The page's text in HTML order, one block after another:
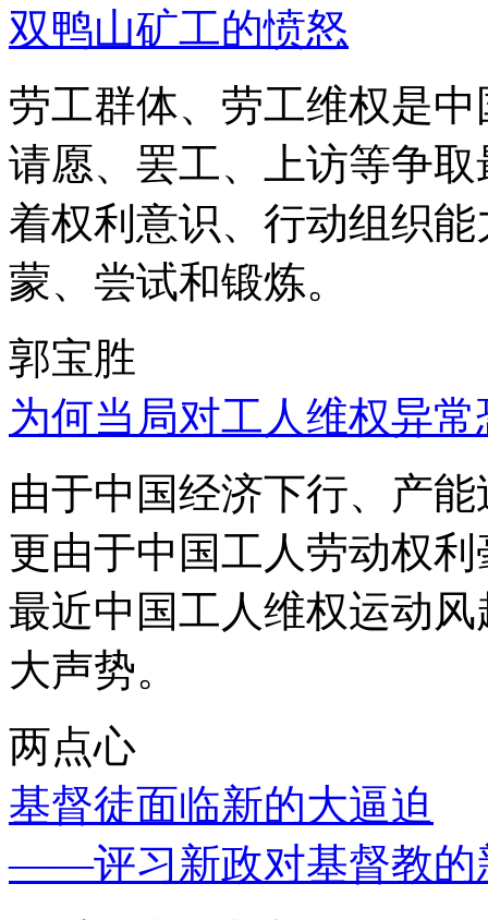
双鸭山矿工的愤怒
劳工群体、劳工维权是
请愿、罢工、上访等争
着权利意识、行动组织
蒙、尝试和锻炼。
郭宝胜
为何当局对工人维权异
由于中国经济下行、产
更由于中国工人劳动权
最近中国工人维权运动
大声势。
两点心
基督徒面临新的大逼迫
——评习新政对基督教的